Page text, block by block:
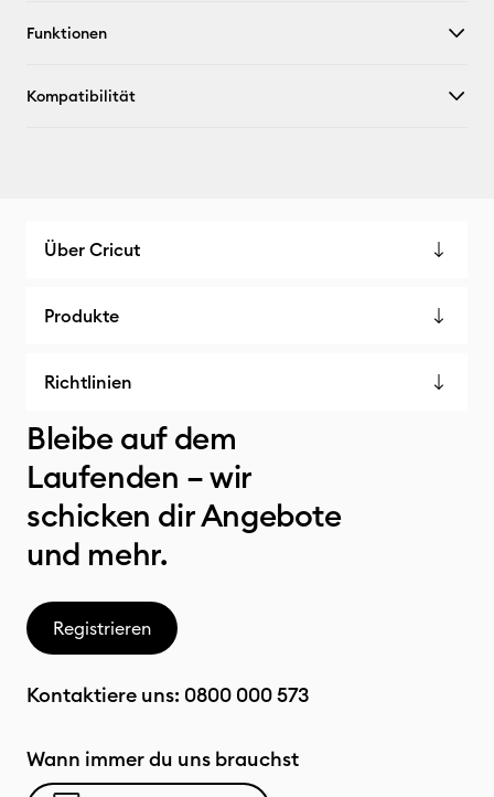
Funktionen
Kompatibilität
Über Cricut
Produkte
Richtlinien
Bleibe auf dem
Laufenden – wir
schicken dir Angebote
und mehr.
Registrieren
Kontaktiere uns: 0800 000 573
Wann immer du uns brauchst